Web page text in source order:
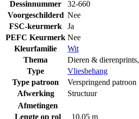
Dessinnummer
32-660
Voorgeschilderd Nee
FSC-keurmerk
Ja
PEFC Keurmerk Nee
Kleurfamilie
Wit
Thema
Dieren & dierenprints,
Type
Vliesbehang
Type patroon
Verspringend patroon
Afwerking
Structuur
Afmetingen
Lengte op rol
10.05 m